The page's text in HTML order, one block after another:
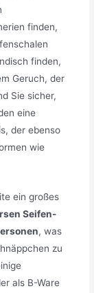
finden,
finden,
Geruch, der
Sie sicher,
eine
der ebenso
wie
ein großes
Seifen-
, was
zu
als B-Ware